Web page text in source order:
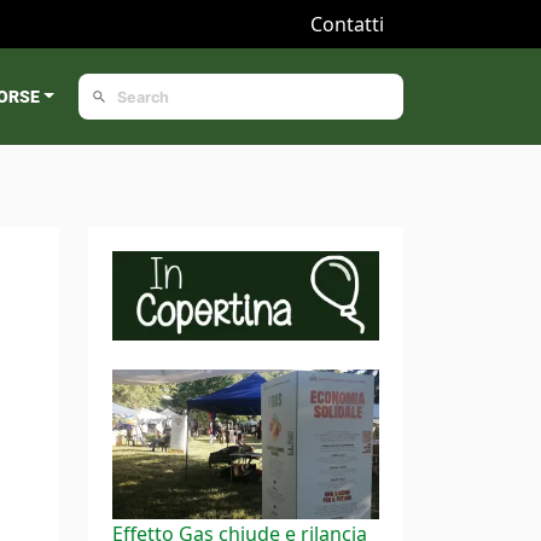
Contatti
Effetto Gas chiude e rilancia